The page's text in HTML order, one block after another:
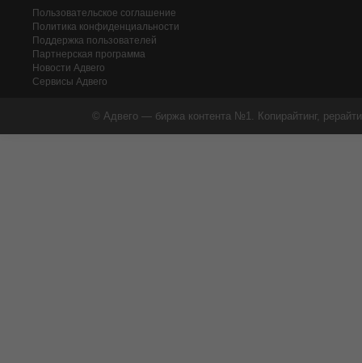
Пользовательское соглашение
Политика конфиденциальности
Поддержка пользователей
Партнерская программа
Новости Адвего
Сервисы Адвего
© Адвего — биржа контента №1. Копирайтинг,